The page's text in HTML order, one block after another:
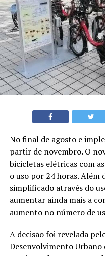
No final de agosto e
partir de novembro. O
bicicletas elétricas com
o uso por 24 horas. Além
simplificado através do
aumentar ainda mais a
aumento no número de
A decisão foi revelada
Desenvolvimento Urbano